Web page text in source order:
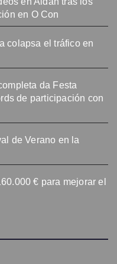
en O Con
colapsa el tráfico en
da Festa
de participación con
de Verano en la
€ para mejorar el